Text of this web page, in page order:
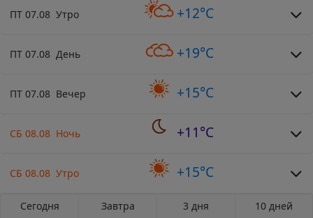
ПТ 07.08 Утро +12°C
ПТ 07.08 День +19°C
ПТ 07.08 Вечер +15°C
СБ 08.08 Ночь +11°C
СБ 08.08 Утро +15°C
Сегодня Завтра 3 дня 10 дней